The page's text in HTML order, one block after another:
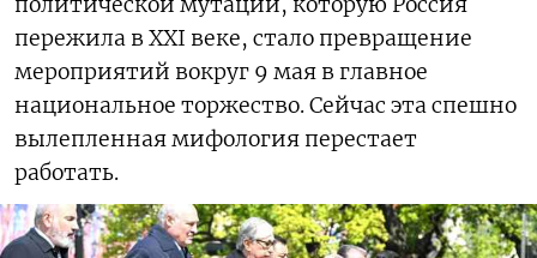
пережила в XXI веке, стало превращение
мероприятий вокруг 9 мая в главное
национальное торжество. Сейчас эта спешно
вылепленная мифология перестает
работать.